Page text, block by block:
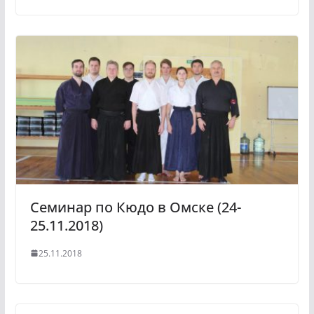
Семинар по Кюдо в Омске (24-
25.11.2018)
25.11.2018